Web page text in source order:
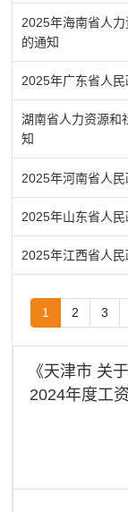
2025年海南省人
的通知
2025年广东省人
湖南省人力资源和
知
2025年河南省人
2025年山东省人
2025年江西省人
1 2 3
《天津市 关
2024年度工